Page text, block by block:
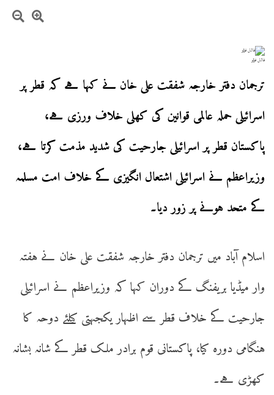
فائل فوٹو
ترجمان دفتر خارجہ شفقت علی خان نے کہا ہے کہ قطر پر
اسرائیلی حملہ عالمی قوانین کی کھلی خلاف ورزی ہے،
پاکستان قطر پر اسرائیلی جارحیت کی شدید مذمت کرتا ہے،
وزیراعظم نے اسرائیلی اشتعال انگیزی کے خلاف امت مسلمہ
کے متحد ہونے پر زور دیا۔
اسلام آباد میں ترجمان دفتر خارجہ شفقت علی خان نے ہفتہ
وار میڈیا بریفنگ کے دوران کہا کہ وزیراعظم نے اسرائیلی
جارحیت کے خلاف قطر سے اظہار یکجہتی کیلئے دوحہ کا
ہنگامی دورہ کیا، پاکستانی قوم برادر ملک قطر کے شانہ بشانہ
کھڑی ہے۔